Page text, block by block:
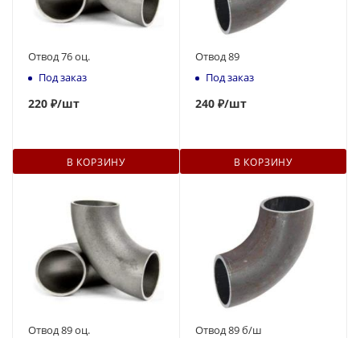
Отвод 76 оц.
Под заказ
220 ₽/шт
В КОРЗИНУ
Отвод 89
Под заказ
240 ₽/шт
В КОРЗИНУ
Отвод 89 оц.
Отвод 89 б/ш